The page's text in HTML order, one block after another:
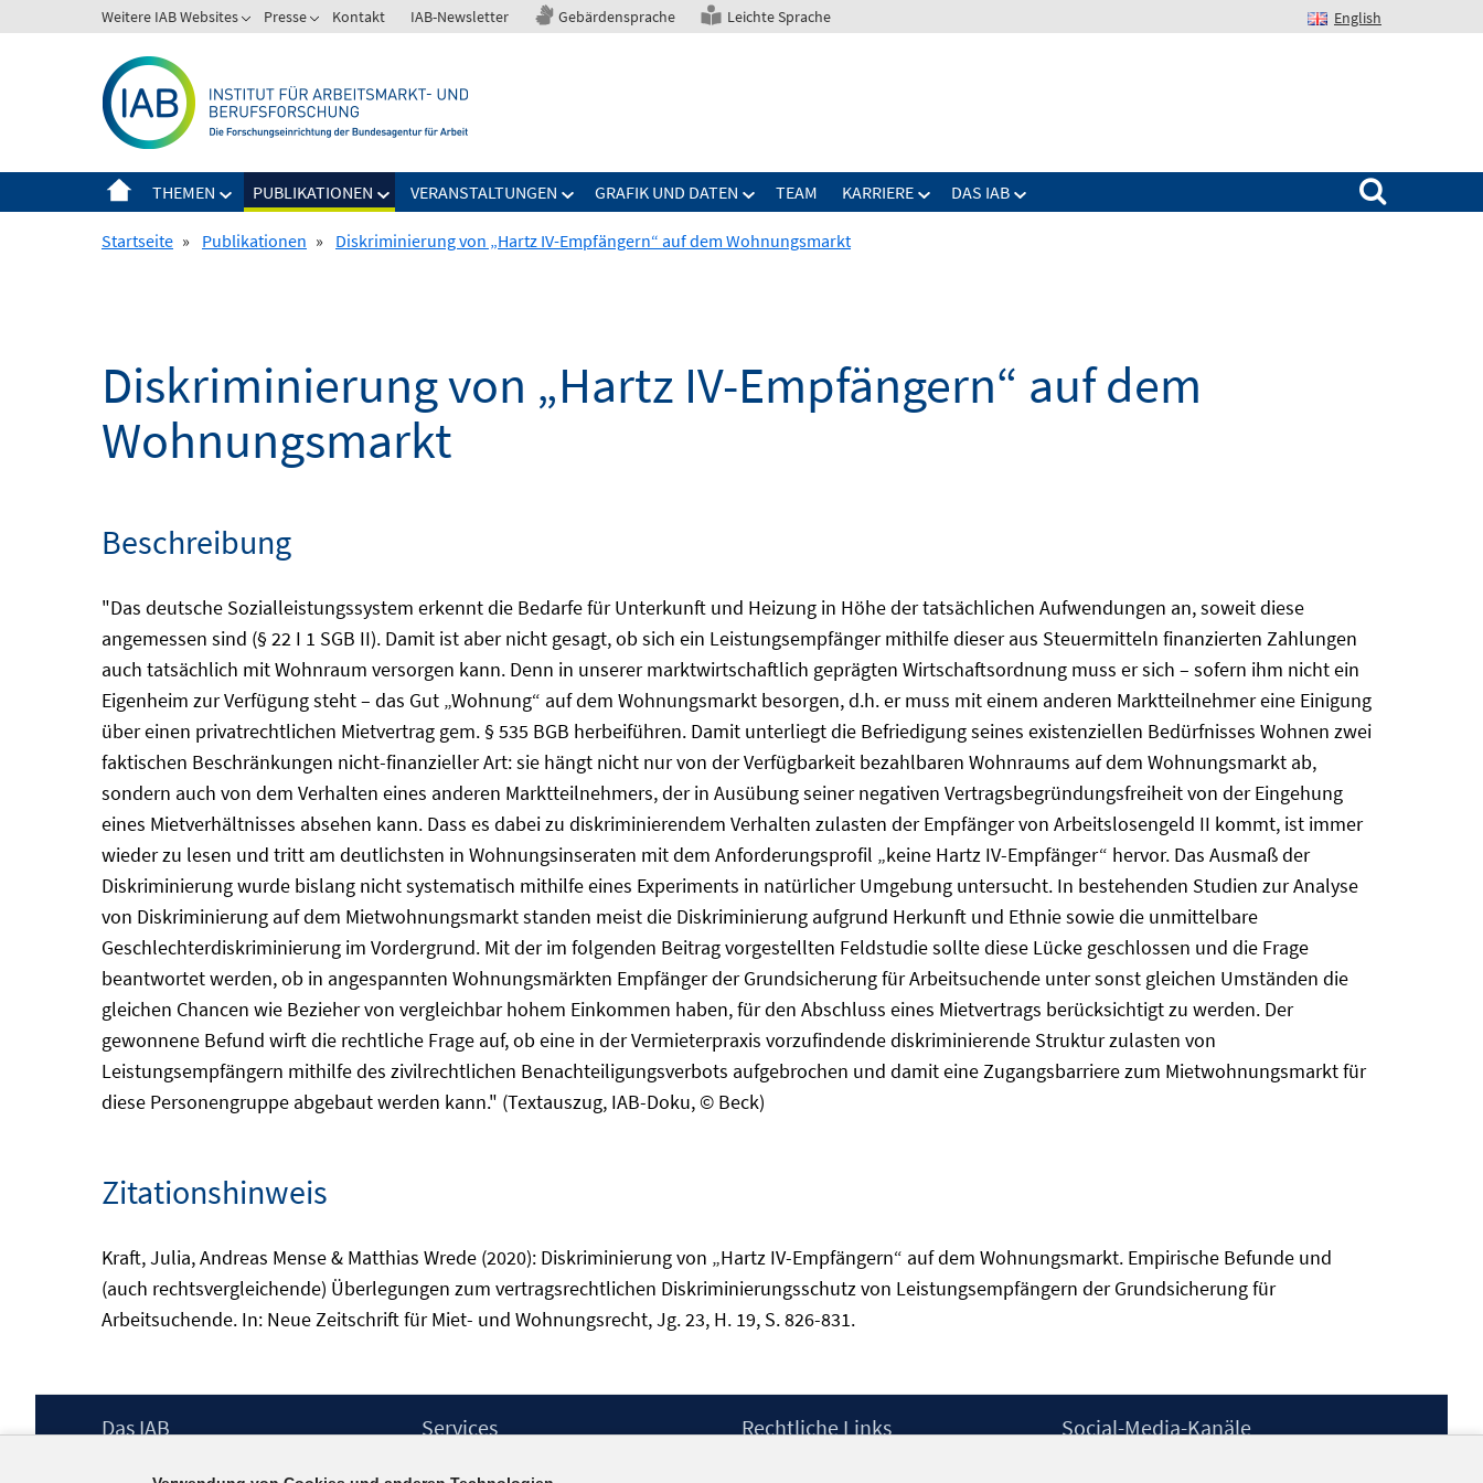
zum
Weitere IAB Websites Presse Kontakt IAB-Newsletter Gebärdensprache Leichte Sprache English
THEMEN PUBLIKATIONEN VERANSTALTUNGEN GRAFIK UND DATEN TEAM KARRIERE DAS IAB
Suchen nach:
Startseite » Publikationen » Diskriminierung von „Hartz IV-Empfängern“ auf dem Wohnungsmarkt
Diskriminierung von „Hartz IV-Empfängern“ auf dem
Wohnungsmarkt
Beschreibung
"Das deutsche Sozialleistungssystem erkennt die Bedarfe für Unterkunft und Heizung in Höhe der tatsächlichen Aufwendungen an, soweit diese
angemessen sind (§ 22 I 1 SGB II). Damit ist aber nicht gesagt, ob sich ein Leistungsempfänger mithilfe dieser aus Steuermitteln finanzierten Zahlungen
auch tatsächlich mit Wohnraum versorgen kann. Denn in unserer marktwirtschaftlich geprägten Wirtschaftsordnung muss er sich – sofern ihm nicht ein
Eigenheim zur Verfügung steht – das Gut „Wohnung“ auf dem Wohnungsmarkt besorgen, d.h. er muss mit einem anderen Marktteilnehmer eine Einigung
über einen privatrechtlichen Mietvertrag gem. § 535 BGB herbeiführen. Damit unterliegt die Befriedigung seines existenziellen Bedürfnisses Wohnen zwei
faktischen Beschränkungen nicht-finanzieller Art: sie hängt nicht nur von der Verfügbarkeit bezahlbaren Wohnraums auf dem Wohnungsmarkt ab,
sondern auch von dem Verhalten eines anderen Marktteilnehmers, der in Ausübung seiner negativen Vertragsbegründungsfreiheit von der Eingehung
eines Mietverhältnisses absehen kann. Dass es dabei zu diskriminierendem Verhalten zulasten der Empfänger von Arbeitslosengeld II kommt, ist immer
wieder zu lesen und tritt am deutlichsten in Wohnungsinseraten mit dem Anforderungsprofil „keine Hartz IV-Empfänger“ hervor. Das Ausmaß der
Diskriminierung wurde bislang nicht systematisch mithilfe eines Experiments in natürlicher Umgebung untersucht. In bestehenden Studien zur Analyse
von Diskriminierung auf dem Mietwohnungsmarkt standen meist die Diskriminierung aufgrund Herkunft und Ethnie sowie die unmittelbare
Geschlechterdiskriminierung im Vordergrund. Mit der im folgenden Beitrag vorgestellten Feldstudie sollte diese Lücke geschlossen und die Frage
beantwortet werden, ob in angespannten Wohnungsmärkten Empfänger der Grundsicherung für Arbeitsuchende unter sonst gleichen Umständen die
gleichen Chancen wie Bezieher von vergleichbar hohem Einkommen haben, für den Abschluss eines Mietvertrags berücksichtigt zu werden. Der
gewonnene Befund wirft die rechtliche Frage auf, ob eine in der Vermieterpraxis vorzufindende diskriminierende Struktur zulasten von
Leistungsempfängern mithilfe des zivilrechtlichen Benachteiligungsverbots aufgebrochen und damit eine Zugangsbarriere zum Mietwohnungsmarkt für
diese Personengruppe abgebaut werden kann." (Textauszug, IAB-Doku, © Beck)
Zitationshinweis
Kraft, Julia, Andreas Mense & Matthias Wrede (2020): Diskriminierung von „Hartz IV-Empfängern“ auf dem Wohnungsmarkt. Empirische Befunde und
(auch rechtsvergleichende) Überlegungen zum vertragsrechtlichen Diskriminierungsschutz von Leistungsempfängern der Grundsicherung für
Arbeitsuchende. In: Neue Zeitschrift für Miet- und Wohnungsrecht, Jg. 23, H. 19, S. 826-831.
Footer
Das IAB Services Rechtliche Links Social-Media-Kanäle